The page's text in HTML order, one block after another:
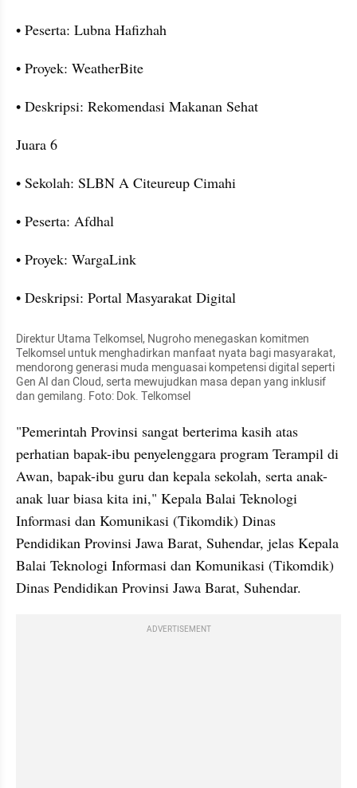
• Peserta: Lubna Hafizhah
• Proyek: WeatherBite
• Deskripsi: Rekomendasi Makanan Sehat
Juara 6
• Sekolah: SLBN A Citeureup Cimahi
• Peserta: Afdhal
• Proyek: WargaLink
• Deskripsi: Portal Masyarakat Digital
Direktur Utama Telkomsel, Nugroho menegaskan komitmen
Telkomsel untuk menghadirkan manfaat nyata bagi masyarakat,
mendorong generasi muda menguasai kompetensi digital seperti
Gen AI dan Cloud, serta mewujudkan masa depan yang inklusif
dan gemilang. Foto: Dok. Telkomsel
"Pemerintah Provinsi sangat berterima kasih atas
perhatian bapak-ibu penyelenggara program Terampil di
Awan, bapak-ibu guru dan kepala sekolah, serta anak-
anak luar biasa kita ini," Kepala Balai Teknologi
Informasi dan Komunikasi (Tikomdik) Dinas
Pendidikan Provinsi Jawa Barat, Suhendar, jelas Kepala
Balai Teknologi Informasi dan Komunikasi (Tikomdik)
Dinas Pendidikan Provinsi Jawa Barat, Suhendar.
ADVERTISEMENT